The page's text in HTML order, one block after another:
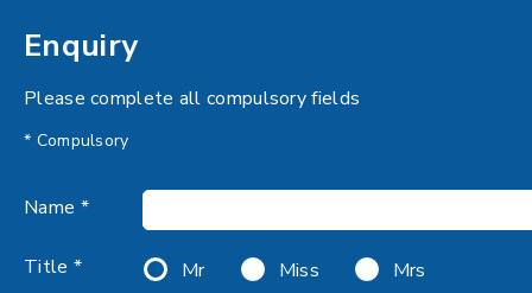
Enquiry
Please complete all compulsory fields
* Compulsory
Name *
Title * Mr Miss
Mrs